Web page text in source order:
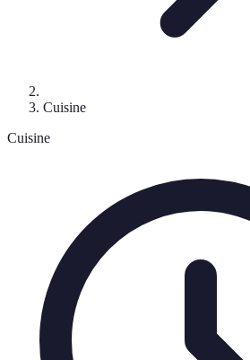
Cuisine
Cuisine